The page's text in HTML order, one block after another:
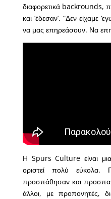
διαφορετικά backrounds,
και ‘έδεσαν’. “Δεν είχαμε
να μας επηρεάσουν. Να
Η Spurs Culture είναι
οριστεί πολύ εύκολα.
προσπάθησαν και
άλλοι, με προπονητές,